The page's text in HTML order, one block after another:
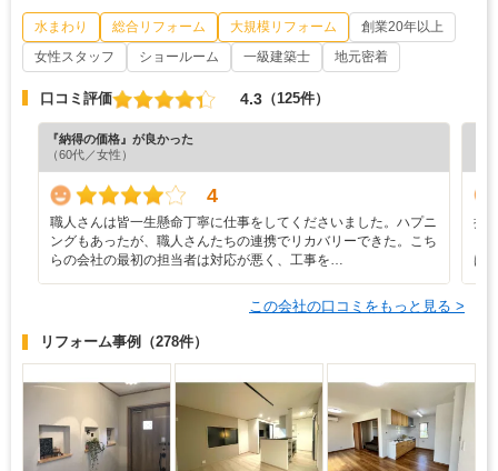
水まわり 総合リフォーム 大規模リフォーム
創業20年以上
女性スタッフ
ショールーム 一級建築士 地元密着
口コミ評価 4.3 （125件）
『納得の価格』が良かった
（60代／女性）
4
職人さんは皆一生懸命丁寧に仕事をしてくださいました。ハプニ
ングもあったが、職人さんたちの連携でリカバリーできた。こち
らの会社の最初の担当者は対応が悪く、工事を…
担
は
この会社の口コミをもっと見る >
リフォーム事例 （278件）